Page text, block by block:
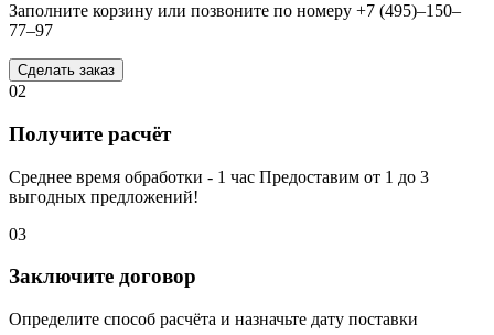
Заполните корзину или позвоните по номеру +7 (495)–150–
77–97
Сделать заказ
02
Получите расчёт
Среднее время обработки - 1 час Предоставим от 1 до 3
выгодных предложений!
03
Заключите договор
Определите способ расчёта и назначьте дату поставки